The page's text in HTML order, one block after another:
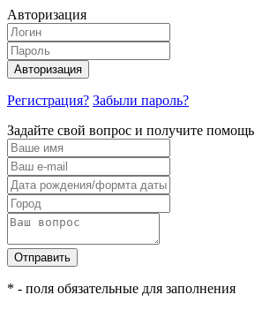
Авторизация
Авторизация
Регистрация? Забыли пароль?
Задайте свой вопрос и получите помощь
Отправить
* - поля обязательные для заполнения